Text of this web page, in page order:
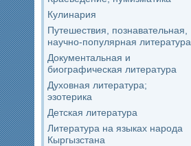
Кулинария
Путешествия, познавательная,
научно-популярная литература
Документальная и
биографическая литература
Духовная литература;
эзотерика
Детская литература
Литература на языках народа
Кыргызстана